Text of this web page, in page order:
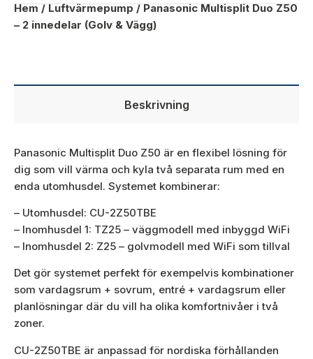
Hem/Luftvärmepump/ Panasonic Multisplit Duo Z50
– 2 innedelar (Golv & Vägg)
Beskrivning
Panasonic Multisplit Duo Z50 är en flexibel lösning för
dig som vill värma och kyla två separata rum med en
enda utomhusdel. Systemet kombinerar:
– Utomhusdel: CU-2Z50TBE
– Inomhusdel 1: TZ25 – väggmodell med inbyggd WiFi
– Inomhusdel 2: Z25 – golvmodell med WiFi som tillval
Det gör systemet perfekt för exempelvis kombinationer
som vardagsrum + sovrum, entré + vardagsrum eller
planlösningar där du vill ha olika komfortnivåer i två
zoner.
CU-2Z50TBE är anpassad för nordiska förhållanden